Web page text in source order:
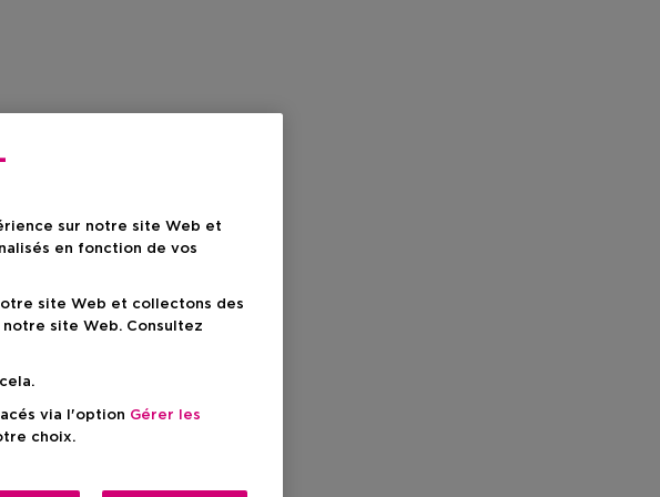
sur notre site Web et
en fonction de vos
site Web et collectons des
site Web. Consultez
via l'option Gérer les
choix.